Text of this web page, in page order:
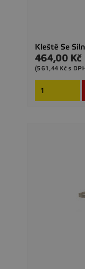
Kleště Se
Cena
464,00 Kč
(561,44 Kč s